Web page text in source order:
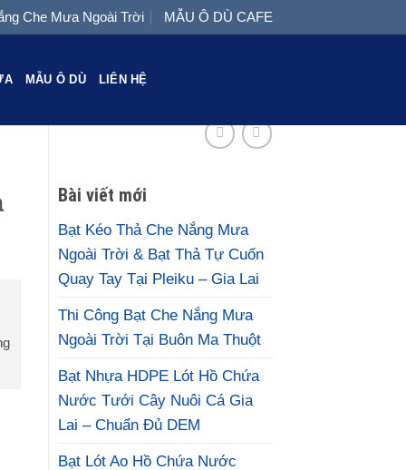
Che Mưa Ngoài Trời MẪU Ô DÙ CAFE
MẪU Ô DÙ LIÊN HỆ
Bài viết mới
Bạt Kéo Thả Che Nắng Mưa
Ngoài Trời & Bạt Thả Tự Cuốn
Quay Tay Tại Pleiku – Gia Lai
Thi Công Bạt Che Nắng Mưa
Ngoài Trời Tại Buôn Ma Thuột
Bạt Nhựa HDPE Lót Hồ Chứa
Nước Tưới Cây Nuôi Cá Gia
Lai – Chuẩn Đủ DEM
Bạt Lót Ao Hồ Chứa Nước